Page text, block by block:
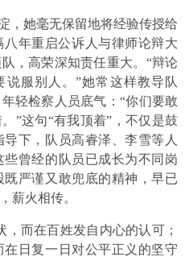
，她毫无保留地将经验传授给
八年重启公诉人与律师论辩大
，高荣深知责任重大。“辩论
说服别人。”她常这样教导队
轻检察人员底气：“你们要敢
”这句“有我顶着”，不仅是鼓
下，队员高睿泽、李雪等人
曾经的队员已成长为不同岗
严谨又敢兜底的精神，早已
薪火相传。
，而在百姓发自内心的认可；
日复一日对公平正义的坚守